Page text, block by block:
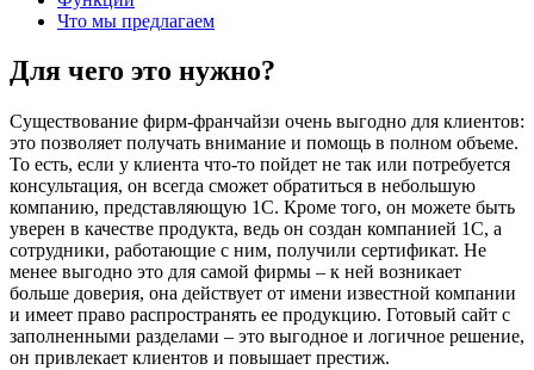
Что мы предлагаем
Для чего это нужно?
Существование фирм-франчайзи очень выгодно для клиентов:
это позволяет получать внимание и помощь в полном объеме.
То есть, если у клиента что-то пойдет не так или потребуется
консультация, он всегда сможет обратиться в небольшую
компанию, представляющую 1С. Кроме того, он можете быть
уверен в качестве продукта, ведь он создан компанией 1С, а
сотрудники, работающие с ним, получили сертификат. Не
менее выгодно это для самой фирмы – к ней возникает
больше доверия, она действует от имени известной компании
и имеет право распространять ее продукцию. Готовый сайт с
заполненными разделами – это выгодное и логичное решение,
он привлекает клиентов и повышает престиж.